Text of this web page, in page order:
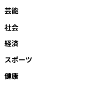
芸能
社会
経済
スポーツ
健康